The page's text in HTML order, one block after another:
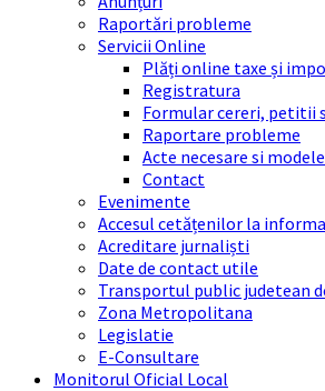
Raportări probleme
Servicii Online
Plăți online taxe și
Registratura
Formular cereri, petitii
Raportare probleme
Acte necesare si
Contact
Evenimente
Accesul cetățenilor la
Acreditare jurnaliști
Date de contact utile
Transportul public judetean
Zona Metropolitana
Legislatie
E-Consultare
Monitorul Oficial Local